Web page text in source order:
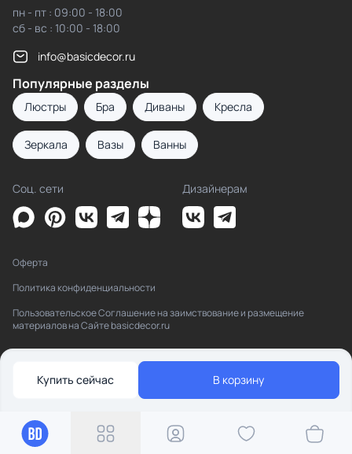
Купить сейчас В корзину
пн - пт : 09:00 - 18:00
сб - вс : 10:00 - 18:00
info@basicdecor.ru
Популярные разделы
Люстры Бра Диваны Кресла
Зеркала Вазы Ванны
Соц. сети Дизайнерам
Оферта
Политика конфиденциальности
Пользовательское Соглашение на заимствование и размещение
материалов на Сайте basicdecor.ru